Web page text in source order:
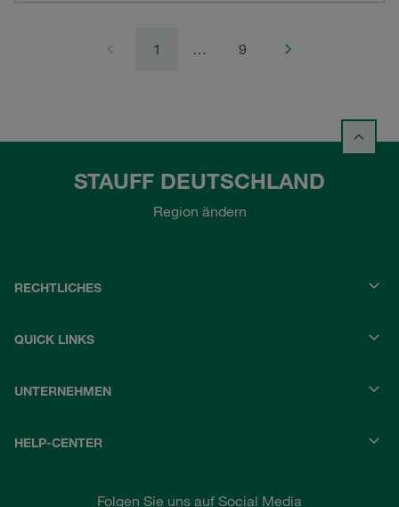
1 … 9
STAUFF DEUTSCHLAND
Region ändern
RECHTLICHES
QUICK LINKS
UNTERNEHMEN
HELP-CENTER
Folgen Sie uns auf Social Media